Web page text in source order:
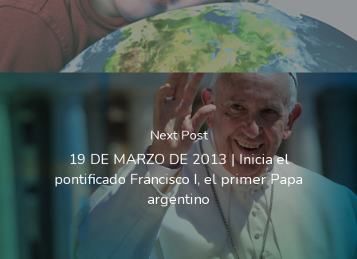
Next Post
19 DE MARZO DE 2013 | Inicia el
pontificado Francisco I, el primer Papa
argentino